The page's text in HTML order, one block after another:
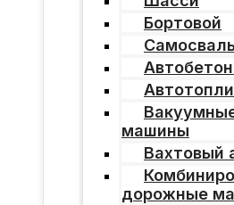
Бортовой
машины
Вахтовый
дорожные